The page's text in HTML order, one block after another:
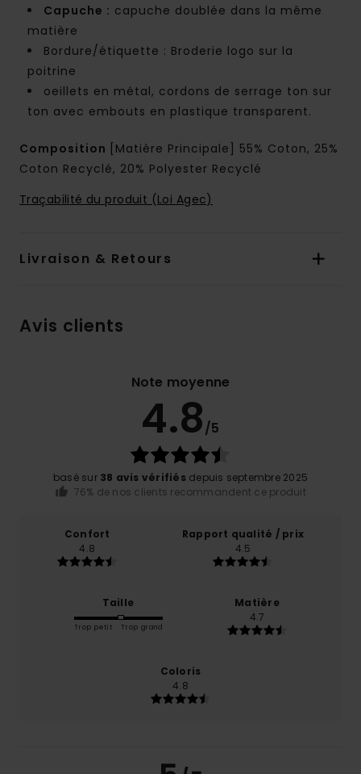
Capuche : capuche doublée dans la même
matière
Bordure/étiquette : Broderie logo sur la
poitrine
oeillets en métal, cordons de serrage ton sur
ton avec embouts en plastique transparent.
Composition
[Matière Principale] 55% Coton, 25%
Coton Recyclé, 20% Polyester Recyclé
Traçabilité du produit (Loi Agec)
Livraison & Retours
Avis clients
Note moyenne
4.8/5
basé sur 38 avis vérifiés depuis septembre 2025
76% de nos clients recommandent ce produit
Confort
4.8
Rapport qualité / prix
4.5
Taille
Trop petit Trop grand
Matière
4.7
Coloris
4.8